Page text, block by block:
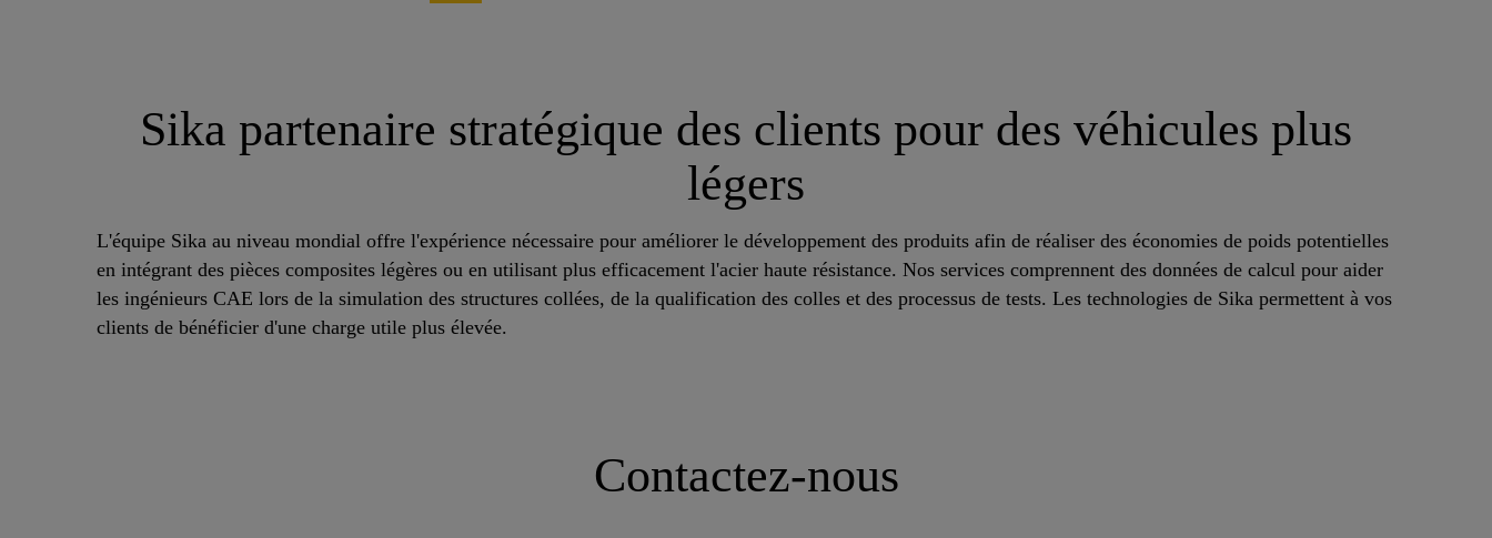
Sika partenaire stratégique des clients pour des véhicules plus
légers
L'équipe Sika au niveau mondial offre l'expérience nécessaire pour améliorer le développement des produits afin de réaliser des économies de poids potentielles
en intégrant des pièces composites légères ou en utilisant plus efficacement l'acier haute résistance. Nos services comprennent des données de calcul pour aider
les ingénieurs CAE lors de la simulation des structures collées, de la qualification des colles et des processus de tests. Les technologies de Sika permettent à vos
clients de bénéficier d'une charge utile plus élevée.
Contactez-nous